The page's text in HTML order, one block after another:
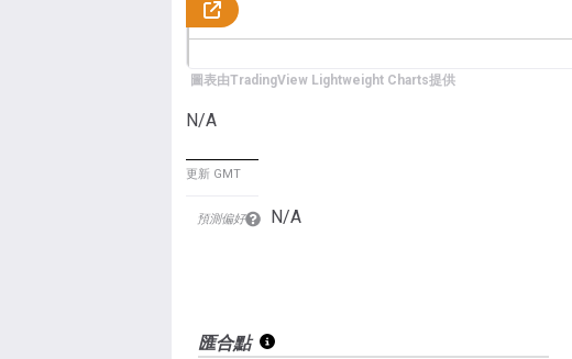
圖表由TradingView Lightweight Charts提供
N/A
更新 GMT
預測偏好 N/A
匯合點